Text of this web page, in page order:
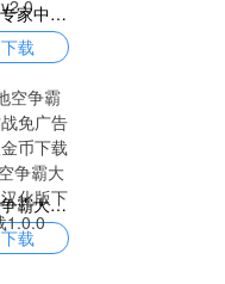
海战专家中文版游戏下载 海战专家游戏国服版v2.0
下载
地空争霸大作战免广告无限金币下载_地空争霸大作战汉化版下载1.0.0
下载